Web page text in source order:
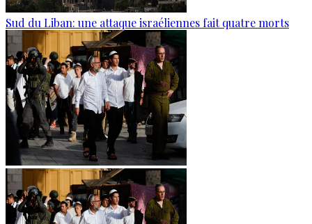
Sud du Liban: une attaque israéliennes fait quatre morts